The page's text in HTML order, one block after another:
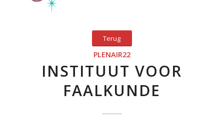
Terug
PLENAIR22
INSTITUUT VOOR
FAALKUNDE